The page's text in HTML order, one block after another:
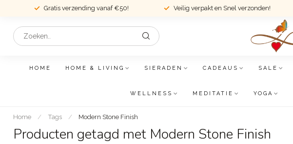
Gratis verzending vanaf €50! Veilig verpakt en Snel verzonden!
HOME HOME & LIVING SIERADEN CADEAUS SALE
WELLNESS MEDITATIE YOGA
Home / Tags / Modern Stone Finish
Producten getagd met Modern Stone Finish